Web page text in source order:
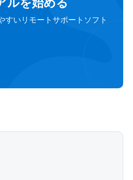
すいリモートサポートソフト